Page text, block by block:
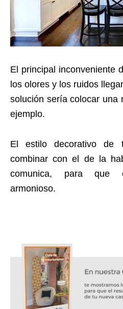
El principal inconveniente
los olores y los ruidos
solución sería colocar una
ejemplo.
El estilo decorativo de
combinar con el de la
comunica, para que
armonioso.